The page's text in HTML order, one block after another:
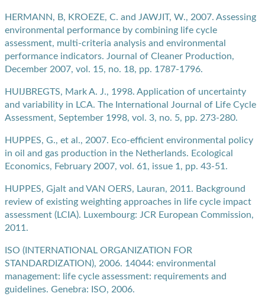
HERMANN, B, KROEZE, C. and JAWJIT, W., 2007. Assessing
environmental performance by combining life cycle
assessment, multi-criteria analysis and environmental
performance indicators. Journal of Cleaner Production,
December 2007, vol. 15, no. 18, pp. 1787-1796.
HUIJBREGTS, Mark A. J., 1998. Application of uncertainty
and variability in LCA. The International Journal of Life Cycle
Assessment, September 1998, vol. 3, no. 5, pp. 273-280.
HUPPES, G., et al., 2007. Eco-efficient environmental policy
in oil and gas production in the Netherlands. Ecological
Economics, February 2007, vol. 61, issue 1, pp. 43-51.
HUPPES, Gjalt and VAN OERS, Lauran, 2011. Background
review of existing weighting approaches in life cycle impact
assessment (LCIA). Luxembourg: JCR European Commission,
2011.
ISO (INTERNATIONAL ORGANIZATION FOR
STANDARDIZATION), 2006. 14044: environmental
management: life cycle assessment: requirements and
guidelines. Genebra: ISO, 2006.